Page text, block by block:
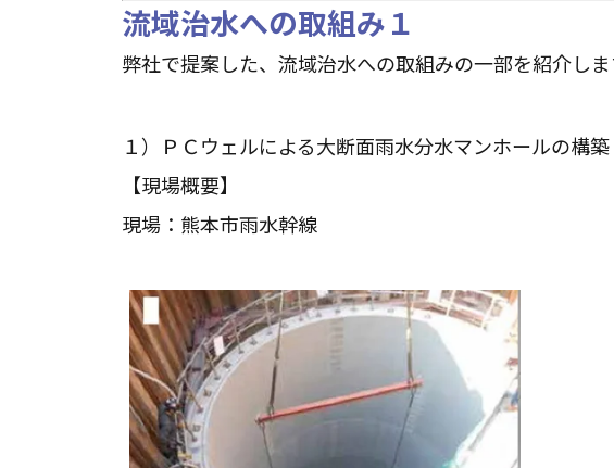
流域治水への取組み１
弊社で提案した、流域治水への取組みの一部を紹介しま
１）ＰＣウェルによる大断面雨水分水マンホールの構築
【現場概要】
現場：熊本市雨水幹線